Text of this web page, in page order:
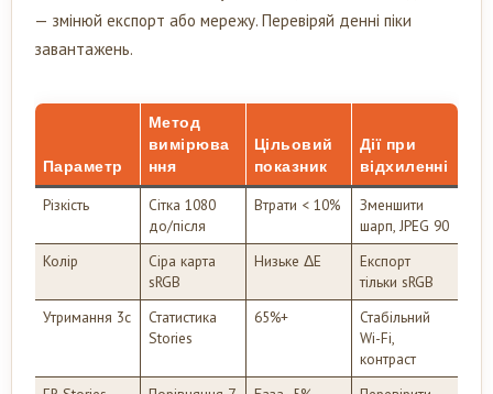
— змінюй експорт або мережу. Перевіряй денні піки
завантажень.
Параметр
Метод
вимірюва
ння
Цільовий
показник
Дії при
відхиленні
Різкість
Сітка 1080
до/після
Втрати < 10%
Зменшити
шарп, JPEG 90
Колір
Сіра карта
sRGB
Низьке ΔE
Експорт
тільки sRGB
Утримання 3с
Статистика
Stories
65%+
Стабільний
Wi-Fi,
контраст